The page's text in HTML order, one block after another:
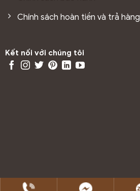
Chính sách hoàn tiền và trả hàng
Kết nối với chúng tôi